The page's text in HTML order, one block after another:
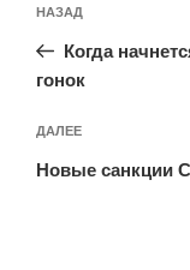
по
записям
Предыдущая
запись:
НАЗАД
Когда
гонок
Следующая
запись
ДАЛЕЕ
Новые санкции